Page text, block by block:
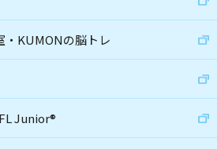
・KUMONの脳トレ
Junior®